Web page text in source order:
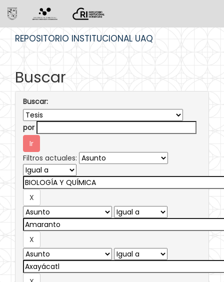
REPOSITORIO INSTITUCIONAL UAQ
Buscar
Buscar:
por
Filtros actuales: